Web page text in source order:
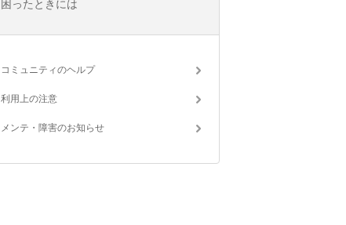
困ったときには
コミュニティのヘルプ
利用上の注意
メンテ・障害のお知らせ